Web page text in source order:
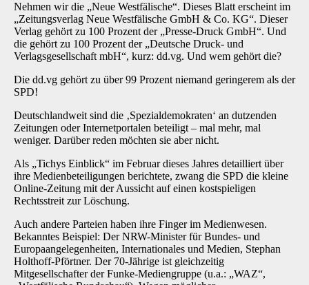
Nehmen wir die „Neue Westfälische“. Dieses Blatt erscheint im
„Zeitungsverlag Neue Westfälische GmbH & Co. KG“. Dieser
Verlag gehört zu 100 Prozent der „Presse-Druck GmbH“. Und
die gehört zu 100 Prozent der „Deutsche Druck- und
Verlagsgesellschaft mbH“, kurz: dd.vg. Und wem gehört die?
Die dd.vg gehört zu über 99 Prozent niemand geringerem als der
SPD!
Deutschlandweit sind die ‚Spezialdemokraten‘ an dutzenden
Zeitungen oder Internetportalen beteiligt – mal mehr, mal
weniger. Darüber reden möchten sie aber nicht.
Als „Tichys Einblick“ im Februar dieses Jahres detailliert über
ihre Medienbeteiligungen berichtete, zwang die SPD die kleine
Online-Zeitung mit der Aussicht auf einen kostspieligen
Rechtsstreit zur Löschung.
Auch andere Parteien haben ihre Finger im Medienwesen.
Bekanntes Beispiel: Der NRW-Minister für Bundes- und
Europaangelegenheiten, Internationales und Medien, Stephan
Holthoff-Pförtner. Der 70-Jährige ist gleichzeitig
Mitgesellschafter der Funke-Mediengruppe (u.a.: „WAZ“,